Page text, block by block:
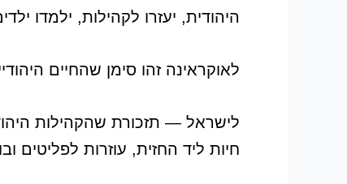
היהודית, יעזרו לקהילות, ילמדו
לאוקראינה זהו סימן שהחיים
לישראל — תזכורת שהקהילות
חיות ליד החזית, עוזרות לפליטים